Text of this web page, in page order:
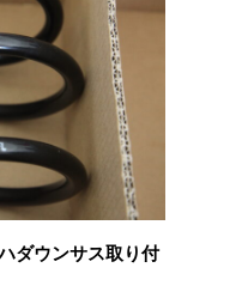
ダウンサス取り付